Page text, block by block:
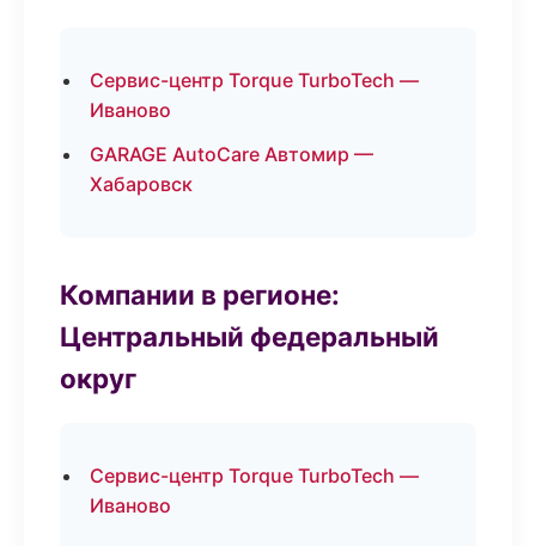
Сервис-центр Torque TurboTech —
Иваново
GARAGE AutoCare Автомир —
Хабаровск
Компании в регионе:
Центральный федеральный
округ
Сервис-центр Torque TurboTech —
Иваново